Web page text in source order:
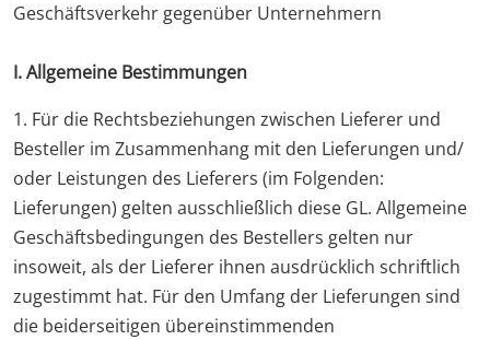
Geschäftsverkehr gegenüber Unternehmern
I. Allgemeine Bestimmungen
1. Für die Rechtsbeziehungen zwischen Lieferer und
Besteller im Zusammenhang mit den Lieferungen und/
oder Leistungen des Lieferers (im Folgenden:
Lieferungen) gelten ausschließlich diese GL. Allgemeine
Geschäftsbedingungen des Bestellers gelten nur
insoweit, als der Lieferer ihnen ausdrücklich schriftlich
zugestimmt hat. Für den Umfang der Lieferungen sind
die beiderseitigen übereinstimmenden